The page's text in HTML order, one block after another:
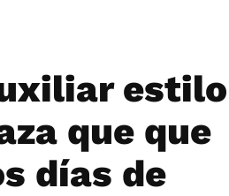
estilo
que que
días de